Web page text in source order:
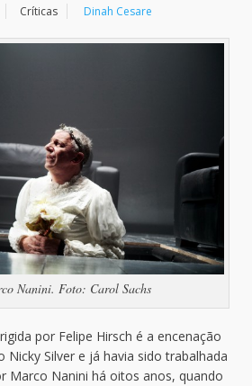
Críticas Dinah Cesare
Nanini. Foto: Carol Sachs
por Felipe Hirsch é a encenação
Silver e já havia sido trabalhada
Marco Nanini há oitos anos, quando